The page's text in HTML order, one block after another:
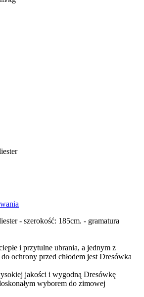
- szerokość: 185cm. - gramatura
i przytulne ubrania, a jednym z
ochrony przed chłodem jest Dresówka
jakości i wygodną Dresówkę
wyborem do zimowej